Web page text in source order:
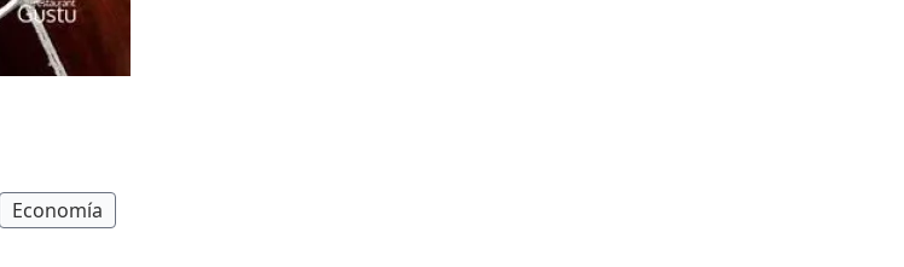
Economía